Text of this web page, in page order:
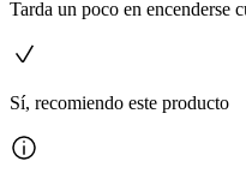
Tarda un poco en encenderse
Sí, recomiendo este producto